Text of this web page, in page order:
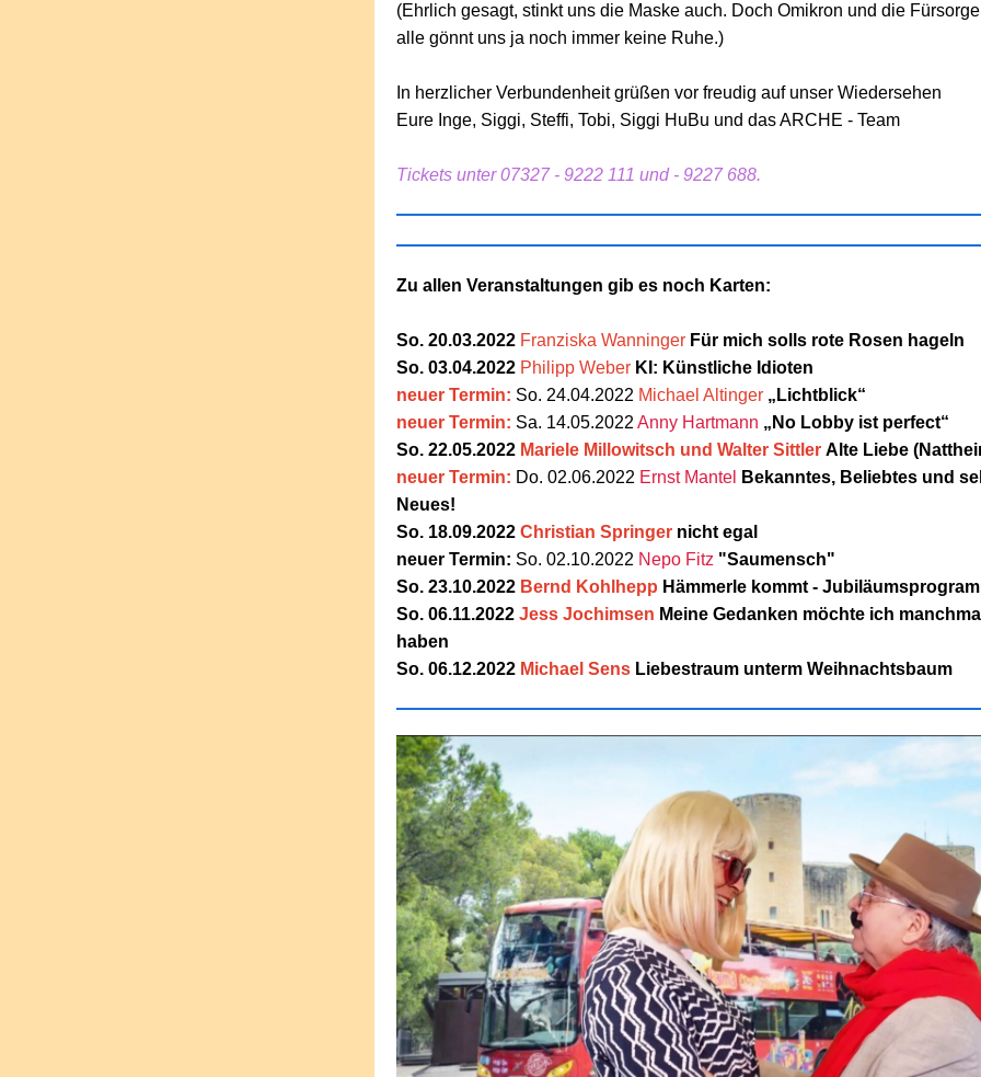
(Ehrlich gesagt, stinkt uns die Maske auch. Doch Omikron und die
alle gönnt uns ja noch immer keine Ruhe.)
In herzlicher Verbundenheit grüßen vor freudig auf unser Wiedersehen
Eure Inge, Siggi, Steffi, Tobi, Siggi HuBu und das ARCHE - Team
Tickets unter 07327 - 9222 111 und - 9227 688.
Zu allen Veranstaltungen gib es noch Karten:
So. 20.03.2022 Franziska Wanninger Für mich solls rote Rosen hageln
So. 03.04.2022 Philipp Weber KI: Künstliche Idioten
neuer Termin: So. 24.04.2022 Michael Altinger „Lichtblick“
neuer Termin: Sa. 14.05.2022 Anny Hartmann „No Lobby ist perfect“
So. 22.05.2022 Mariele Millowitsch und Walter Sittler Alte Liebe
neuer Termin: Do. 02.06.2022 Ernst Mantel
Bekanntes, Beliebtes und
Neues!
So. 18.09.2022 Christian Springer nicht egal
neuer Termin: So. 02.10.2022 Nepo Fitz "Saumensch"
So. 23.10.2022 Bernd Kohlhepp Hämmerle kommt -
So. 06.11.2022 Jess Jochimsen Meine Gedanken möchte ich
haben
So. 06.12.2022 Michael Sens Liebestraum unterm Weihnachtsbaum